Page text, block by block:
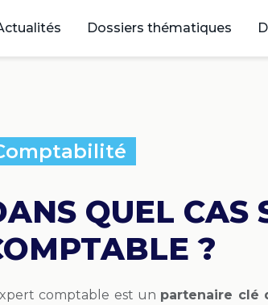
Dossiers thématiques
QUEL CAS
?
comptable est un partenaire clé